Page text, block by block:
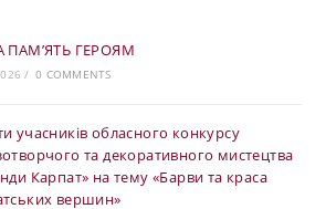
ПАМ’ЯТЬ ГЕРОЯМ
/ 0 COMMENTS
учасників обласного конкурсу
та декоративного мистецтва
Карпат» на тему «Барви та краса
вершин»